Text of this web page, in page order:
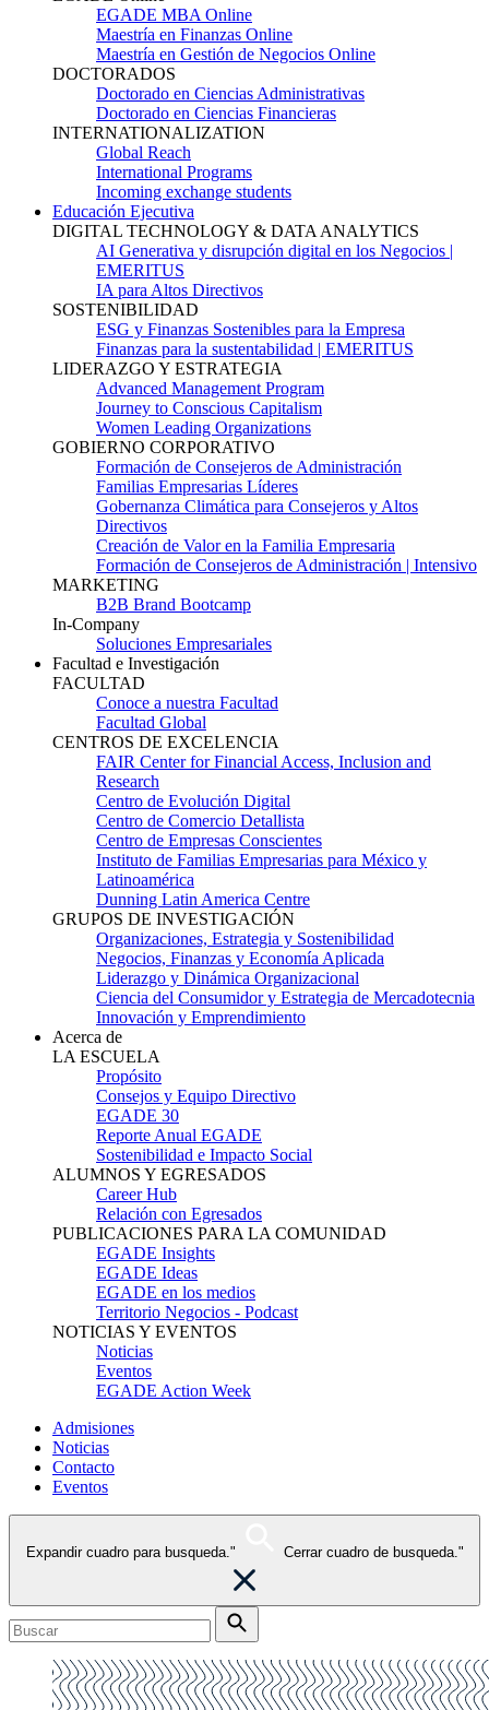
EGADE MBA Online
Maestría en Finanzas Online
Maestría en Gestión de Negocios Online
DOCTORADOS
Doctorado en Ciencias Administrativas
Doctorado en Ciencias Financieras
INTERNATIONALIZATION
Global Reach
International Programs
Incoming exchange students
Educación Ejecutiva
DIGITAL TECHNOLOGY & DATA ANALYTICS
AI Generativa y disrupción digital en los Negocios |
EMERITUS
IA para Altos Directivos
SOSTENIBILIDAD
ESG y Finanzas Sostenibles para la Empresa
Finanzas para la sustentabilidad | EMERITUS
LIDERAZGO Y ESTRATEGIA
Advanced Management Program
Journey to Conscious Capitalism
Women Leading Organizations
GOBIERNO CORPORATIVO
Formación de Consejeros de Administración
Familias Empresarias Líderes
Gobernanza Climática para Consejeros y Altos
Directivos
Creación de Valor en la Familia Empresaria
Formación de Consejeros de Administración | Intensivo
MARKETING
B2B Brand Bootcamp
In-Company
Soluciones Empresariales
Facultad e Investigación
FACULTAD
Conoce a nuestra Facultad
Facultad Global
CENTROS DE EXCELENCIA
FAIR Center for Financial Access, Inclusion and
Research
Centro de Evolución Digital
Centro de Comercio Detallista
Centro de Empresas Conscientes
Instituto de Familias Empresarias para México y
Latinoamérica
Dunning Latin America Centre
GRUPOS DE INVESTIGACIÓN
Organizaciones, Estrategia y Sostenibilidad
Negocios, Finanzas y Economía Aplicada
Liderazgo y Dinámica Organizacional
Ciencia del Consumidor y Estrategia de Mercadotecnia
Innovación y Emprendimiento
Acerca de
LA ESCUELA
Propósito
Consejos y Equipo Directivo
EGADE 30
Reporte Anual EGADE
Sostenibilidad e Impacto Social
ALUMNOS Y EGRESADOS
Career Hub
Relación con Egresados
PUBLICACIONES PARA LA COMUNIDAD
EGADE Insights
EGADE Ideas
EGADE en los medios
Territorio Negocios - Podcast
NOTICIAS Y EVENTOS
Noticias
Eventos
EGADE Action Week
Admisiones
Noticias
Contacto
Eventos
Expandir cuadro para busqueda." Cerrar cuadro de busqueda."